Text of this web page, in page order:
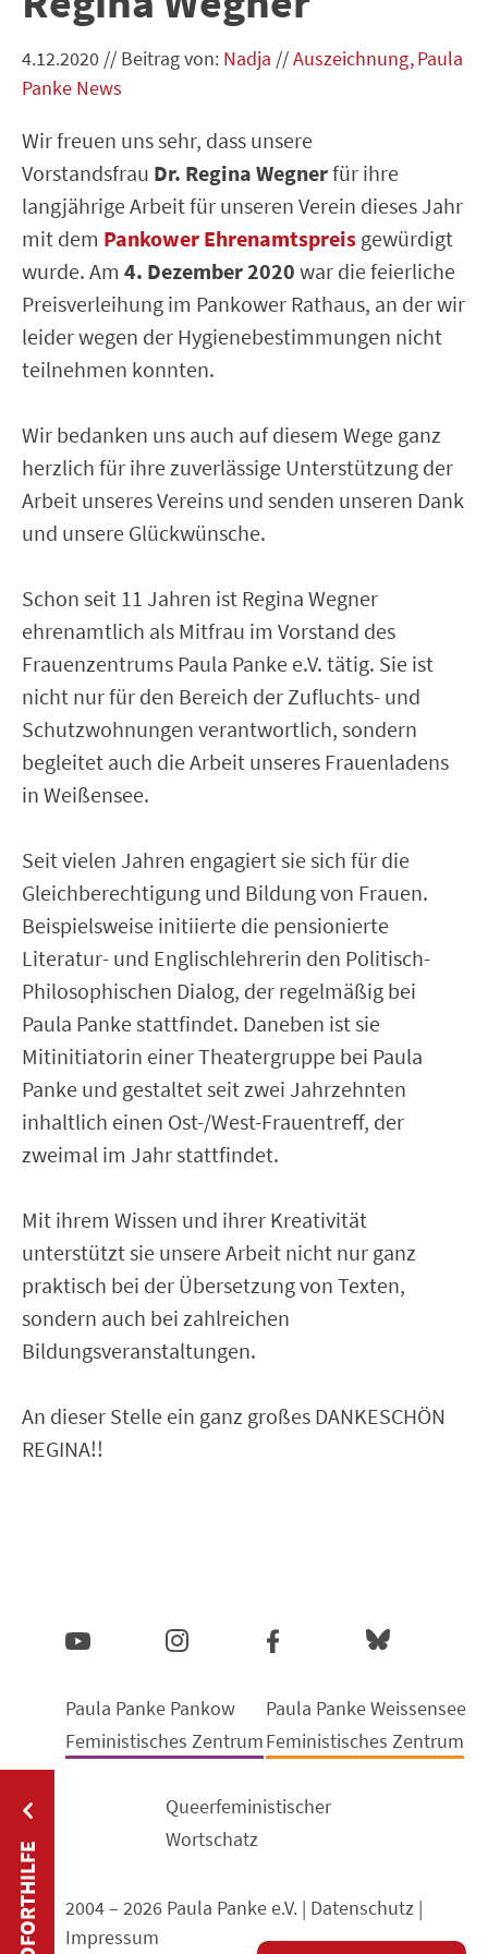
4.12.2020 // Beitrag von: Nadja //Auszeichnung Paula
Panke News
Wir freuen uns sehr, dass unsere
Vorstandsfrau Dr. Regina Wegnerfür ihre
langjährige Arbeit für unseren Verein dieses Jahr
mit dem Pankower Ehrenamtspreis gewürdigt
wurde. Am 4. Dezember 2020 war die feierliche
Preisverleihung im Pankower Rathaus, an der wir
leider wegen der Hygienebestimmungen nicht
teilnehmen konnten.
Wir bedanken uns auch auf diesem Wege ganz
herzlich für ihre zuverlässige Unterstützung der
Arbeit unseres Vereins und senden unseren Dank
und unsere Glückwünsche.
Schon seit 11 Jahren ist Regina Wegner
ehrenamtlich als Mitfrau im Vorstand des
Frauenzentrums Paula Panke e.V. tätig. Sie ist
nicht nur für den Bereich der Zufluchts- und
Schutzwohnungen verantwortlich, sondern
begleitet auch die Arbeit unseres Frauenladens
in Weißensee.
Seit vielen Jahren engagiert sie sich für die
Gleichberechtigung und Bildung von Frauen.
Beispielsweise initiierte die pensionierte
Literatur- und Englischlehrerin den Politisch-
Philosophischen Dialog, der regelmäßig bei
Paula Panke stattfindet. Daneben ist sie
Mitinitiatorin einer Theatergruppe bei Paula
Panke und gestaltet seit zwei Jahrzehnten
inhaltlich einen Ost-/West-Frauentreff, der
zweimal im Jahr stattfindet.
Mit ihrem Wissen und ihrer Kreativität
unterstützt sie unsere Arbeit nicht nur ganz
praktisch bei der Übersetzung von Texten,
sondern auch bei zahlreichen
Bildungsveranstaltungen.
An dieser Stelle ein ganz großes DANKESCHÖN
REGINA!!
2004 – 2026 Paula Panke e.V. | Datenschutz |
Impressum
Paula Panke Pankow
Feministisches Zentrum
Paula Panke Weissensee
Feministisches Zentrum
Queerfeministischer
Wortschatz
SOFORTHILFE